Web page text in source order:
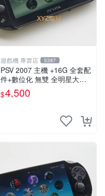
遊戲機 專賣店 5387
PSV 2007 主機 +16G 全套配
件+數位化 無雙 全明星大亂
$4,500